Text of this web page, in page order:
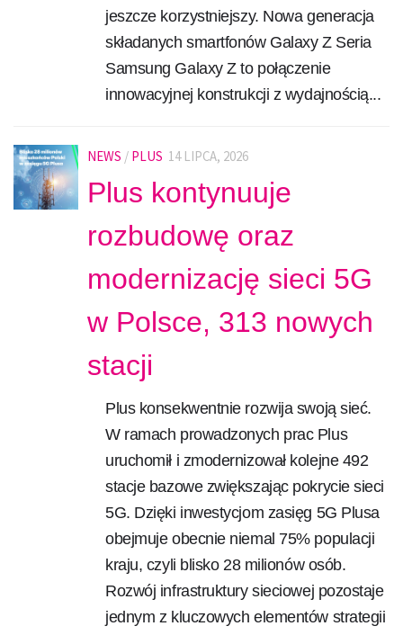
jeszcze korzystniejszy. Nowa generacja
składanych smartfonów Galaxy Z Seria
Samsung Galaxy Z to połączenie
innowacyjnej konstrukcji z wydajnością...
NEWS / PLUS 14 LIPCA, 2026
Plus kontynuuje
rozbudowę oraz
modernizację sieci 5G
w Polsce, 313 nowych
stacji
Plus konsekwentnie rozwija swoją sieć.
W ramach prowadzonych prac Plus
uruchomił i zmodernizował kolejne 492
stacje bazowe zwiększając pokrycie sieci
5G. Dzięki inwestycjom zasięg 5G Plusa
obejmuje obecnie niemal 75% populacji
kraju, czyli blisko 28 milionów osób.
Rozwój infrastruktury sieciowej pozostaje
jednym z kluczowych elementów strategii